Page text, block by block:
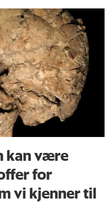
kan være
for
vi kjenner til